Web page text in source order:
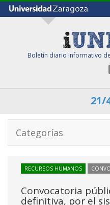
Boletín diario informativo
21/
Categorías
RECURSOS HUMANOS
Convocatoria
definitiva, por el